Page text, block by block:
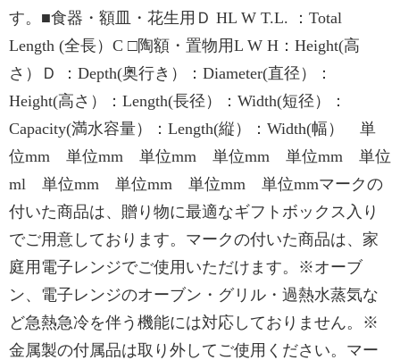
す。■食器・額皿・花生用Ｄ HL W T.L. ：Total
Length (全長）C □陶額・置物用L W H：Height(高
さ）Ｄ ：Depth(奥行き）：Diameter(直径）：
Height(高さ）：Length(長径）：Width(短径）：
Capacity(満水容量）：Length(縦）：Width(幅） 単
位mm 単位mm 単位mm 単位mm 単位mm 単位
ml 単位mm 単位mm 単位mm 単位mmマークの
付いた商品は、贈り物に最適なギフトボックス入り
でご用意しております。マークの付いた商品は、家
庭用電子レンジでご使用いただけます。※オーブ
ン、電子レンジのオーブン・グリル・過熱水蒸気な
ど急熱急冷を伴う機能には対応しておりません。※
金属製の付属品は取り外してご使用ください。マー